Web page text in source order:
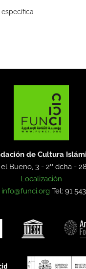
de Cultura
Bueno, 3 - 2º dcha -
Localización
info@funci.org Tel: 91